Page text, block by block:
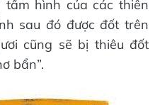
hình của các thiên
sau đó được đốt trên
cũng sẽ bị thiêu đốt
bẩn”.